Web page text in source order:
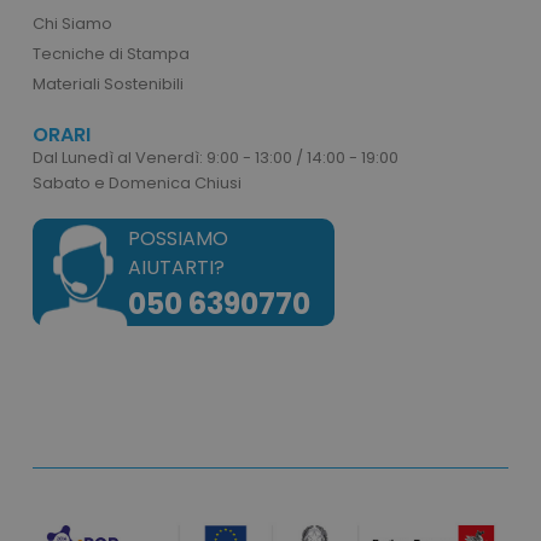
Chi Siamo
Tecniche di Stampa
Materiali Sostenibili
ORARI
Dal Lunedì al Venerdì: 9:00 - 13:00 / 14:00 - 19:00
Sabato e Domenica Chiusi
POSSIAMO
AIUTARTI?
050 6390770
Nome
utm_campaign
mage-cache-sessid
Google Privacy Policy